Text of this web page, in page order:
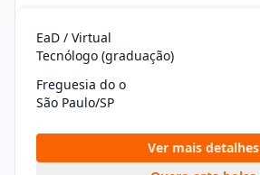
EaD / Virtual
Tecnólogo (graduação)
Freguesia do o
São Paulo/SP
Ver mais detalhes